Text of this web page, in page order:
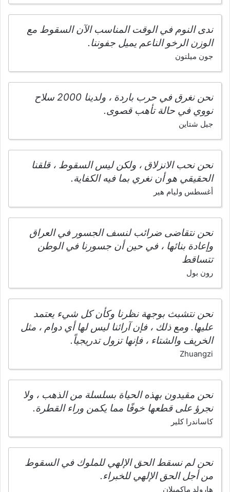
ندى النوم في الوقت المناسب الآن السقوط مع
الوزن الرخو الناعم يميل جفوننا.
جون ميلتون
نحن نغرق في حرب باردة ، ولدينا 2000 سلاح
نووي في حالة تأهب قصوى.
جيل شتاين
نحن نحب الانزلاق ، ولكن ليس السقوط ، قلقنا
الحقيقي هو أن نغري بما فيه الكفاية.
أغسطس وليام هير
نحن نتقاضى ضرائب لنسف الجسور في العراق
وإعادة بنائها ، في حين أن جسورنا في الوطن
تتساقط
رون بول
نحن نتشبث بوجهة نظرنا وكأن كل شيء يعتمد
عليها. ومع ذلك ، فإن آرائنا ليس لها أي دوام ، مثل
الخريف والشتاء ، فإنها تزول تدريجياً.
Zhuangzi
نحن مقيدون بهذه الحياة بسلسلة من الذهب ، ولا
نجرؤ على قطعها خوفًا مما يكمن وراء القطرة.
كاساندرا كلير
نحن لم نسقط الحق الإلهي للملوك في السقوط
من أجل الحق الإلهي للخبراء.
هارولد ماكميلان